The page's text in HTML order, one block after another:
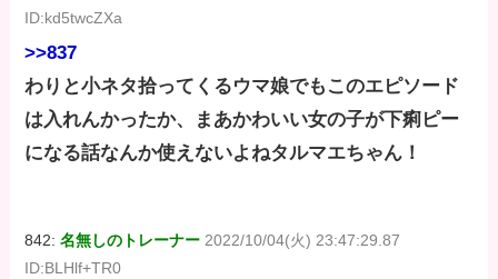
ID:kd5twcZXa
>>837
わりと小ネタ拾ってくるウマ娘でもこのエピソード
は入れんかったか、まあかわいい女の子が下痢ピー
になる話なんか使えないよねタルマエちゃん！
842:名無しのトレーナー 2022/10/04(火) 23:47:29.87
ID:BLHlf+TR0